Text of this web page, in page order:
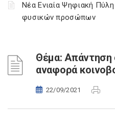
Νέα Ενιαία Ψηφιακή
φυσικών προσώπων
Θέμα: Απάντηση
αναφορά
22/09/2021